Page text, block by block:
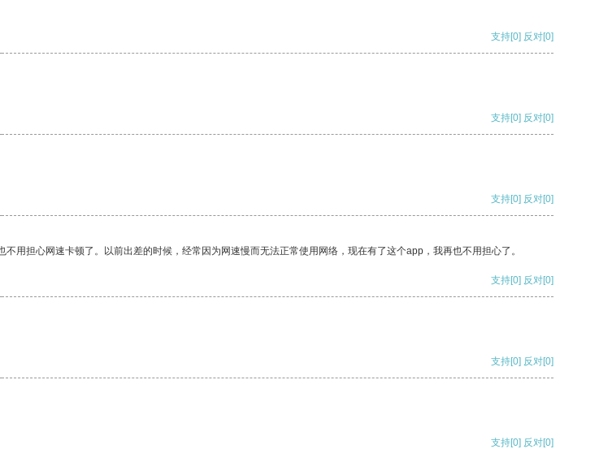
支持[0] 反对[0]
支持[0] 反对[0]
支持[0] 反对[0]
用担心网速卡顿了。以前出差的时候，经常因为网速慢而无法正常使用网络，现在有了这个app，我再也不用担心了。
支持[0] 反对[0]
支持[0] 反对[0]
支持[0] 反对[0]